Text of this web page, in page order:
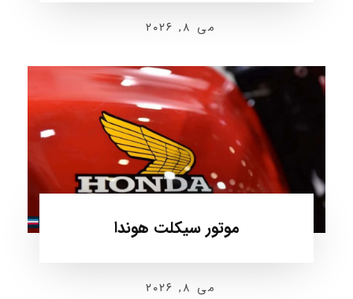
می ۸, ۲۰۲۶
موتور سیکلت هوندا
می ۸, ۲۰۲۶